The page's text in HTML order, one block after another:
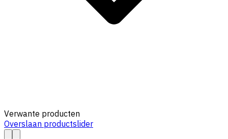
Verwante producten
Overslaan productslider